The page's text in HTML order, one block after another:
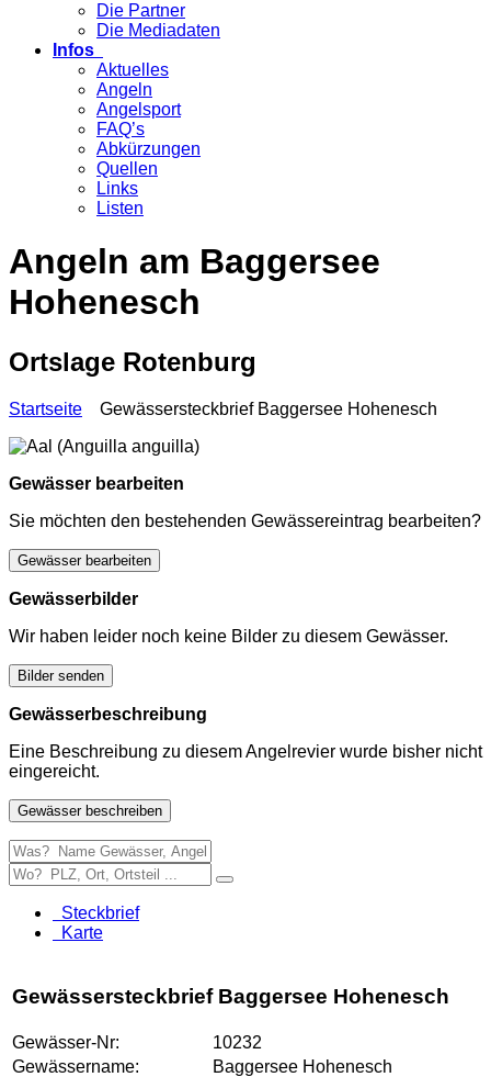
Die Partner
Die Mediadaten
Infos
Aktuelles
Angeln
Angelsport
FAQ’s
Abkürzungen
Quellen
Links
Listen
Angeln am Baggersee
Hohenesch
Ortslage Rotenburg
Startseite Gewässersteckbrief Baggersee Hohenesch
Gewässer bearbeiten
Sie möchten den bestehenden Gewässereintrag bearbeiten?
Gewässer bearbeiten
Gewässerbilder
Wir haben leider noch keine Bilder zu diesem Gewässer.
Bilder senden
Gewässerbeschreibung
Eine Beschreibung zu diesem Angelrevier wurde bisher nicht
eingereicht.
Gewässer beschreiben
Steckbrief
Karte
Gewässersteckbrief Baggersee Hohenesch
Gewässer-Nr:
10232
Gewässername:
Baggersee Hohenesch